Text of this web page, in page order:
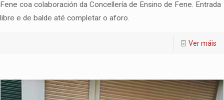
Fene coa colaboración da Concellería de Ensino de Fene. Entrada
libre e de balde até completar o aforo.
Ver máis